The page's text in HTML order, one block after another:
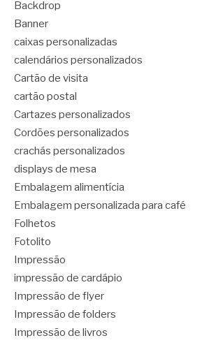
Backdrop
Banner
caixas personalizadas
calendários personalizados
Cartão de visita
cartão postal
Cartazes personalizados
Cordões personalizados
crachás personalizados
displays de mesa
Embalagem alimentícia
Embalagem personalizada para café
Folhetos
Fotolito
Impressão
impressão de cardápio
Impressão de flyer
Impressão de folders
Impressão de livros